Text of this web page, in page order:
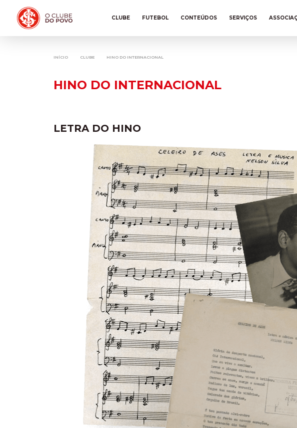
CLUBE FUTEBOL CONTEÚDOS SERVIÇOS
INÍCIO CLUBE HINO DO INTERNACIONAL
HINO DO INTERNACIONAL
LETRA DO HINO